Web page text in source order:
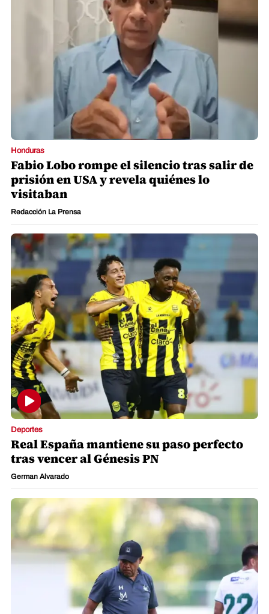
Honduras
Fabio Lobo rompe el silencio tras salir de
prisión en USA y revela quiénes lo
visitaban
Redacción La Prensa
Deportes
Real España mantiene su paso perfecto
tras vencer al Génesis PN
German Alvarado